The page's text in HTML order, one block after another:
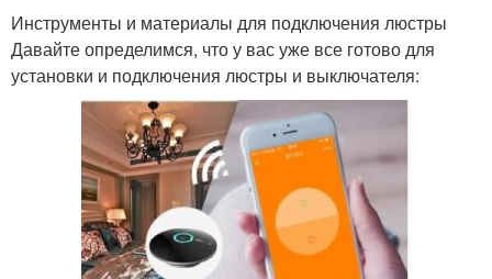
Инструменты и материалы для подключения люстры
Давайте определимся, что у вас уже все готово для
установки и подключения люстры и выключателя: